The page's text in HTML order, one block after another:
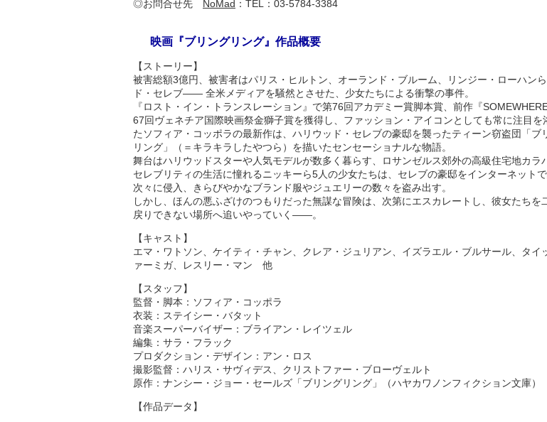
◎お問合せ先 NoMad ：TEL：03-5784-3384
映画『ブリングリング』作品概要
【ストーリー】
被害総額3億円、被害者はパリス・ヒルトン、オーランド・ブルーム、リンジー・ローハン
ド・セレブ—— 全米メディアを騒然とさせた、少女たちによる衝撃の事件。
『ロスト・イン・トランスレーション』で第76回アカデミー賞脚本賞、前作『
67回ヴェネチア国際映画祭金獅子賞を獲得し、ファッション・アイコンとしても常に注目を
たソフィア・コッポラの最新作は、ハリウッド・セレブの豪邸を襲ったティーン窃盗団「ブ
リング」（＝キラキラしたやつら）を描いたセンセーショナルな物語。
舞台はハリウッドスターや人気モデルが数多く暮らす、ロサンゼルス郊外の高級住宅地カラ
セレブリティの生活に憧れるニッキーら5人の少女たちは、セレブの豪邸をインターネットで
次々に侵入、きらびやかなブランド服やジュエリーの数々を盗み出す。
しかし、ほんの悪ふざけのつもりだった無謀な冒険は、次第にエスカレートし、彼女たちを
戻りできない場所へ追いやっていく——。
【キャスト】
エマ・ワトソン、ケイティ・チャン、クレア・ジュリアン、イズラエル・ブルサール、タイ
ァーミガ、レスリー・マン 他
【スタッフ】
監督・脚本：ソフィア・コッポラ
衣装：ステイシー・バタット
音楽スーパーバイザー：ブライアン・レイツェル
編集：サラ・フラック
プロダクション・デザイン：アン・ロス
撮影監督：ハリス・サヴィデス、クリストファー・ブローヴェルト
原作：ナンシー・ジョー・セールズ「ブリングリング」（ハヤカワノンフィクション文庫）
【作品データ】